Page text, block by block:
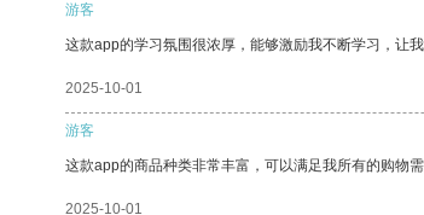
游客
这款app的学习氛围很浓厚，能够激励我不断学习，让我
2025-10-01
游客
这款app的商品种类非常丰富，可以满足我所有的购物需
2025-10-01